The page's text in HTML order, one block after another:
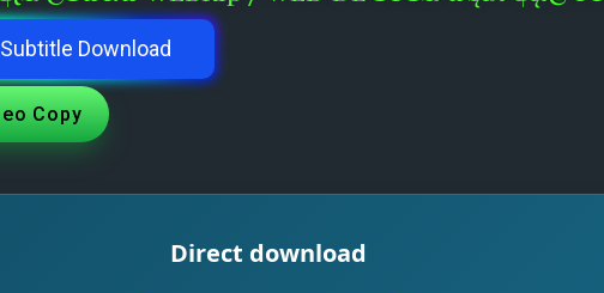
Download
Copy
Direct download